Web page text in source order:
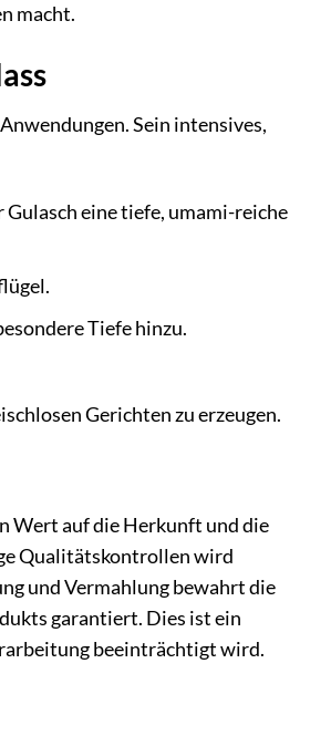
macht.
Sein intensives,
Gulasch eine tiefe, umami-reiche
Tiefe hinzu.
Gerichten zu erzeugen.
Wert auf die Herkunft und die
Qualitätskontrollen wird
und Vermahlung bewahrt die
garantiert. Dies ist ein
beeinträchtigt wird.